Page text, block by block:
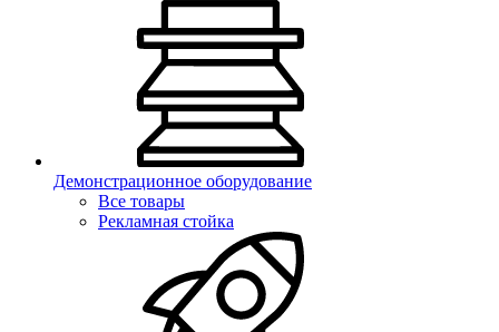
Демонстрационное оборудование
Все товары
Рекламная стойка